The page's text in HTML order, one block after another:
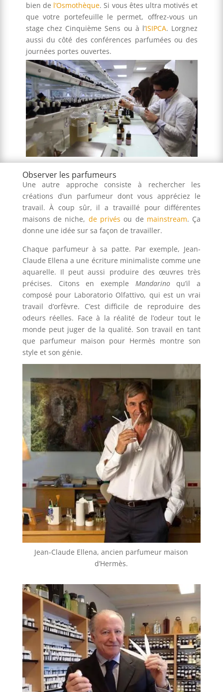
bien de l’Osmothèque. Si vous êtes ultra motivés et
que votre portefeuille le permet, offrez-vous un
stage chez Cinquième Sens ou à l’ISIPCA. Lorgnez
aussi du côté des conférences parfumées ou des
journées portes ouvertes.
Observer les parfumeurs
Une autre approche consiste à rechercher les
créations d’un parfumeur dont vous appréciez le
travail. À coup sûr, il a travaillé pour différentes
maisons de niche, de privés ou de mainstream. Ça
donne une idée sur sa façon de travailler.
Chaque parfumeur à sa patte. Par exemple, Jean-
Claude Ellena a une écriture minimaliste comme une
aquarelle. Il peut aussi produire des œuvres très
précises. Citons en exemple Mandarinoqu’il a
composé pour Laboratorio Olfattivo, qui est un vrai
travail d’orfèvre. C’est difficile de reproduire des
odeurs réelles. Face à la réalité de l’odeur tout le
monde peut juger de la qualité. Son travail en tant
que parfumeur maison pour Hermès montre son
style et son génie.
Jean-Claude Ellena, ancien parfumeur maison
d’Hermès.